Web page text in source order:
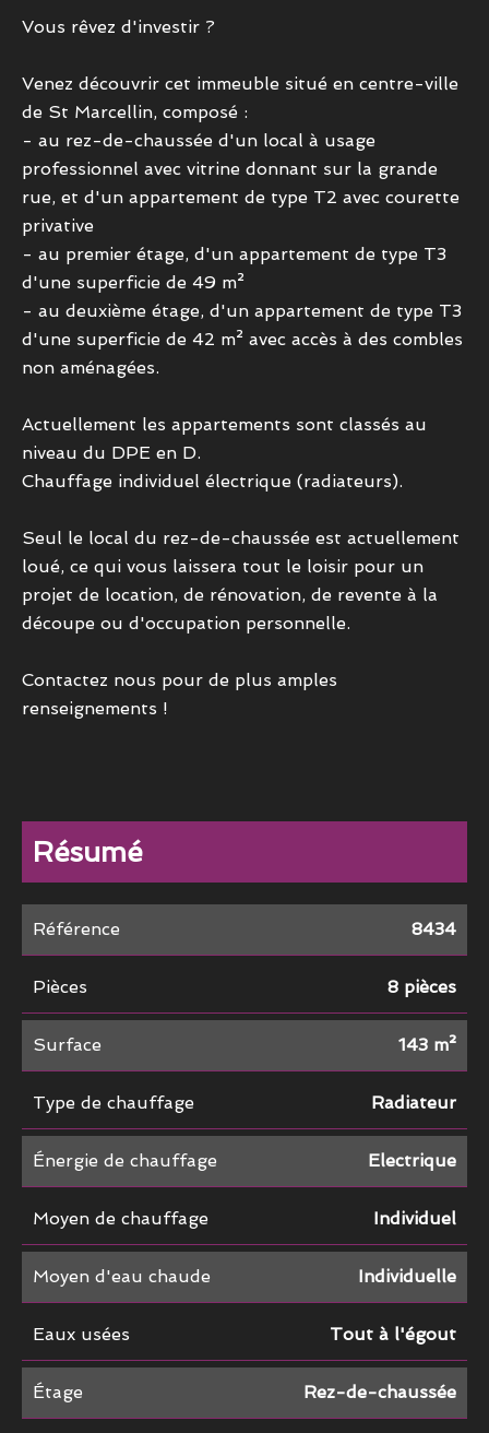
Vous rêvez d'investir ?
Venez découvrir cet immeuble situé en centre-ville
de St Marcellin, composé :
- au rez-de-chaussée d'un local à usage
professionnel avec vitrine donnant sur la grande
rue, et d'un appartement de type T2 avec courette
privative
- au premier étage, d'un appartement de type T3
d'une superficie de 49 m²
- au deuxième étage, d'un appartement de type T3
d'une superficie de 42 m² avec accès à des combles
non aménagées.
Actuellement les appartements sont classés au
niveau du DPE en D.
Chauffage individuel électrique (radiateurs).
Seul le local du rez-de-chaussée est actuellement
loué, ce qui vous laissera tout le loisir pour un
projet de location, de rénovation, de revente à la
découpe ou d'occupation personnelle.
Contactez nous pour de plus amples
renseignements !
Résumé
Référence 8434
Pièces 8 pièces
Surface 143 m²
Type de chauffage Radiateur
Énergie de chauffage Electrique
Moyen de chauffage Individuel
Moyen d'eau chaude Individuelle
Eaux usées Tout à l'égout
Étage Rez-de-chaussée